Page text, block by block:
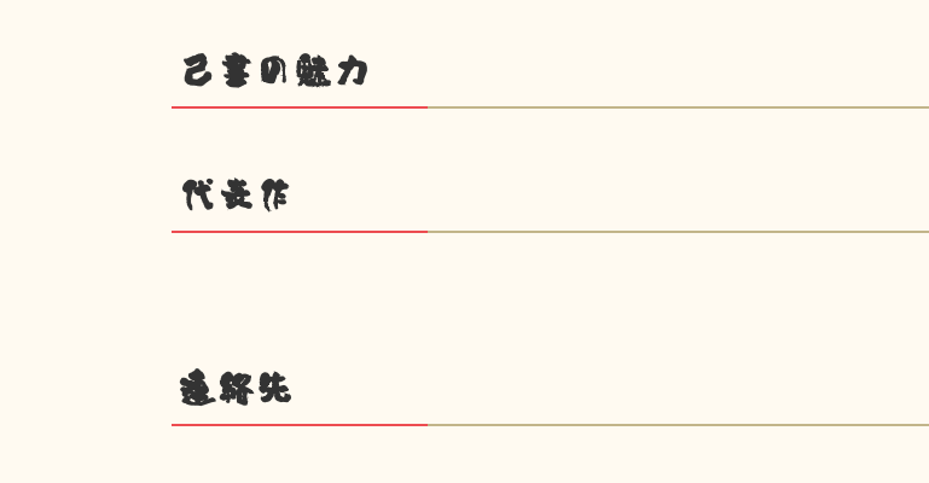
己書の魅力
代表作
連絡先